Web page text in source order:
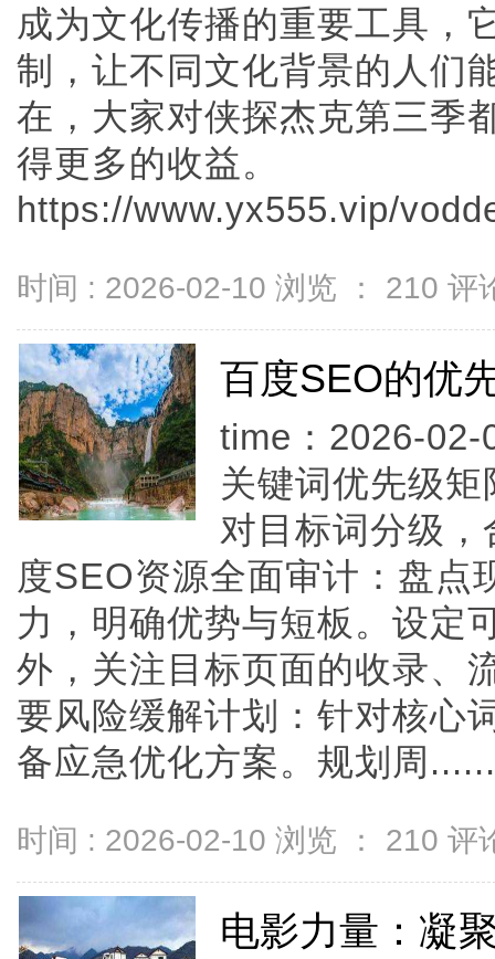
成为文化传播的重要工具，
制，让不同文化背景的人们
在，大家对侠探杰克第三季
得更多的收益。
https://www.yx555.vip/
时间 : 2026-02-10 浏览 ： 210 评
百度SEO的优
time：2026-02-
关键词优先级
对目标词分级
度SEO资源全面审计：盘点
力，明确优势与短板。设定
外，关注目标页面的收录、
要风险缓解计划：针对核心
备应急优化方案。规划周......
时间 : 2026-02-10 浏览 ： 210 评
电影力量：凝